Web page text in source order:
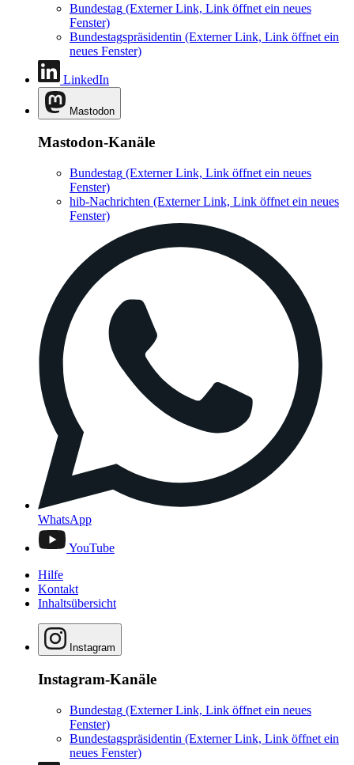
Bundestag (Externer Link, Link öffnet ein neues
Fenster)
Bundestagspräsidentin (Externer Link, Link öffnet ein
neues Fenster)
LinkedIn
Mastodon
Mastodon-Kanäle
Bundestag (Externer Link, Link öffnet ein neues
Fenster)
hib-Nachrichten (Externer Link, Link öffnet ein neues
Fenster)
WhatsApp
YouTube
Hilfe
Kontakt
Inhaltsübersicht
Instagram
Instagram-Kanäle
Bundestag (Externer Link, Link öffnet ein neues
Fenster)
Bundestagspräsidentin (Externer Link, Link öffnet ein
neues Fenster)